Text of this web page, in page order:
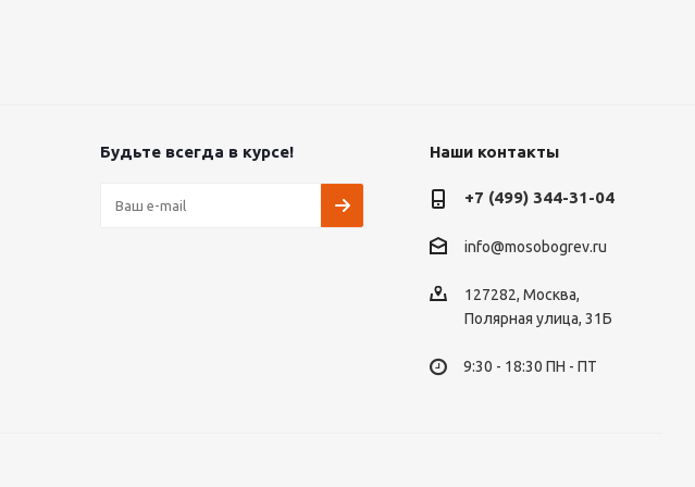
Будьте всегда в курсе! Наши контакты
+7 (499) 344-31-04
info@mosobogrev.ru
127282, Москва,
Полярная улица, 31Б
9:30 - 18:30 ПН - ПТ